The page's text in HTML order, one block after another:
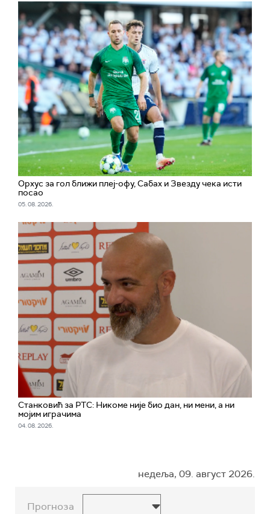
Орхус за гол ближи плеј-офу, Сабах и Звезду чека исти
посао
05. 08. 2026.
Станковић за РТС: Никоме није био дан, ни мени, а ни
мојим играчима
04. 08. 2026.
недеља, 09. август 2026.
Прогноза